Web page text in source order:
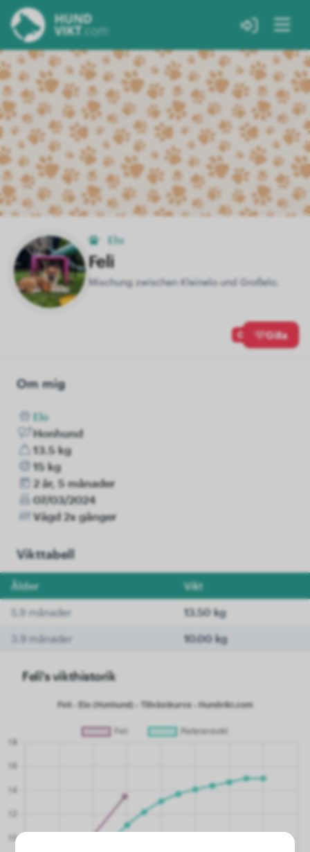
Elo
Feli
Mischung zwischen Kleinelo und Großelo.
0 Gilla
Om mig
Elo
Honhund
13.5 kg
15 kg
2 år, 5 månader
07/03/2024
Vägd 2x gånger
Vikttabell
Ålder Vikt
5.9 månader 13.50 kg
3.9 månader 10.00 kg
Feli's vikthistorik